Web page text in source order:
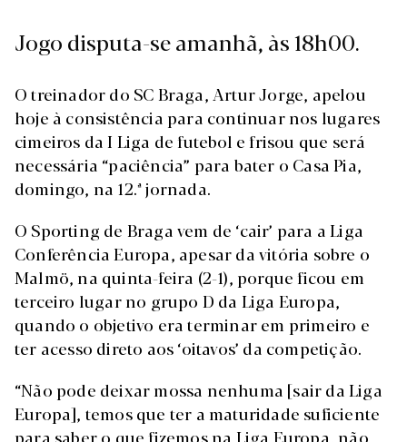
Jogo disputa-se amanhã, às 18h00.
O treinador do SC Braga, Artur Jorge, apelou
hoje à consistência para continuar nos lugares
cimeiros da I Liga de futebol e frisou que será
necessária “paciência” para bater o Casa Pia,
domingo, na 12.ª jornada.
O Sporting de Braga vem de ‘cair’ para a Liga
Conferência Europa, apesar da vitória sobre o
Malmö, na quinta-feira (2-1), porque ficou em
terceiro lugar no grupo D da Liga Europa,
quando o objetivo era terminar em primeiro e
ter acesso direto aos ‘oitavos’ da competição.
“Não pode deixar mossa nenhuma [sair da Liga
Europa], temos que ter a maturidade suficiente
para saber o que fizemos na Liga Europa, não